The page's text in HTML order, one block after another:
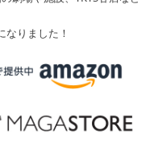
りました！